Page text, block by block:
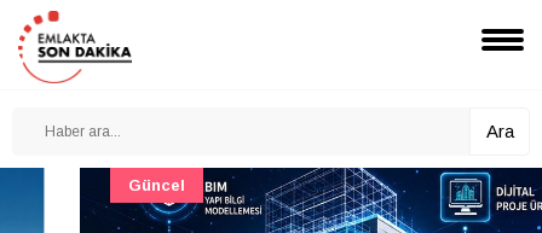
Ara